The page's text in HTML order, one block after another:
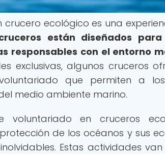
ecológico es una
están diseñados
responsables con el entorno
exclusivas, algunos cruceros
que permiten a los
medio ambiente marino.
voluntariado en cruceros
de los océanos y sus
Estas actividades